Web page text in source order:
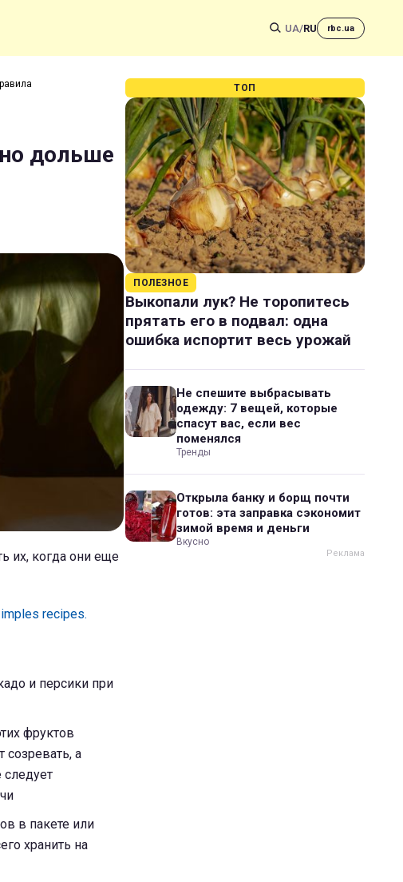
UA/RU rbc.ua
дольше
их, когда они еще
recipes.
и персики при
фруктов
созревать, а
следует
в пакете или
хранить на
ТОП
ПОЛЕЗНОЕ
Выкопали лук? Не торопитесь
прятать его в подвал: одна
ошибка испортит весь урожай
Не спешите выбрасывать
одежду: 7 вещей, которые
спасут вас, если вес
поменялся
Тренды
Открыла банку и борщ почти
готов: эта заправка сэкономит
зимой время и деньги
Вкусно